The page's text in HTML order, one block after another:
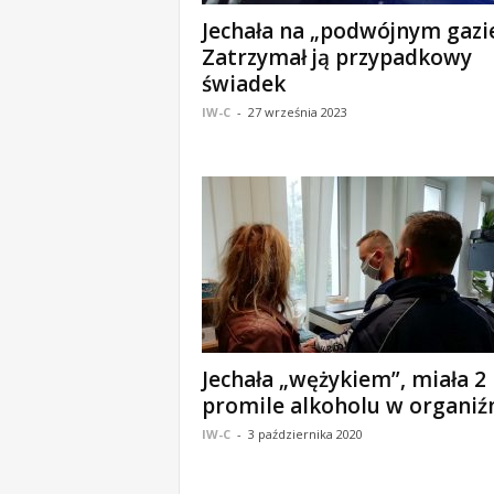
Jechała na „podwójnym
Zatrzymał ją przypadkowy
świadek
IW-C - 27 września 2023
Jechała „wężykiem”, miała 2
promile alkoholu w
IW-C - 3 października 2020